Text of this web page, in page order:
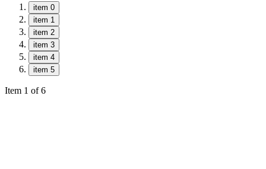
item 0
item 1
item 2
item 3
item 4
item 5
Item 1 of 6